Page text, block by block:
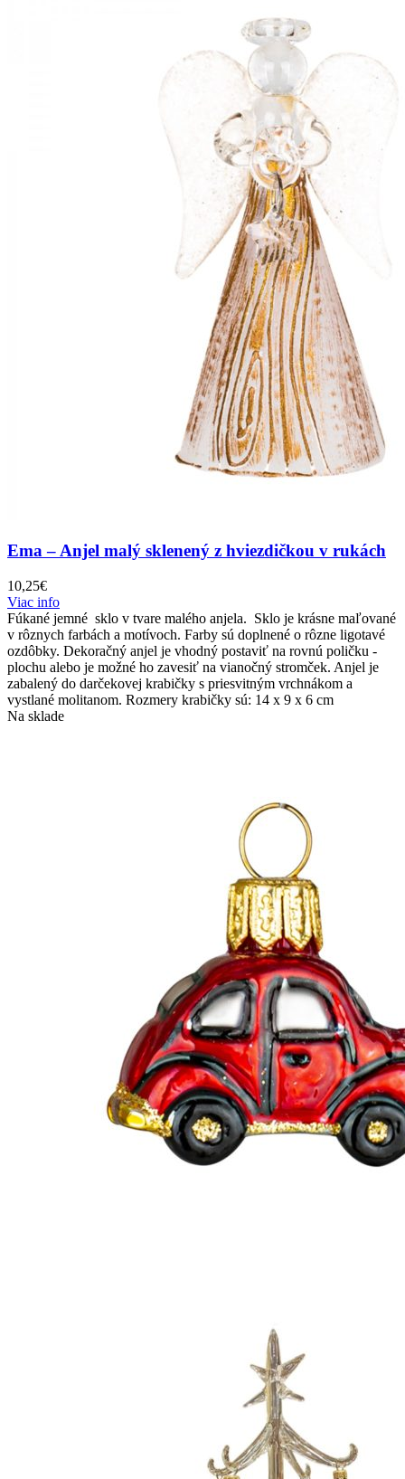
Ema – Anjel malý sklenený z hviezdičkou v rukách
10,25€
Viac info
Fúkané jemné sklo v tvare malého anjela. Sklo je krásne maľované
v rôznych farbách a motívoch. Farby sú doplnené o rôzne ligotavé
ozdôbky. Dekoračný anjel je vhodný postaviť na rovnú poličku -
plochu alebo je možné ho zavesiť na vianočný stromček. Anjel je
zabalený do darčekovej krabičky s priesvitným vrchnákom a
vystlané molitanom. Rozmery krabičky sú: 14 x 9 x 6 cm
Na sklade